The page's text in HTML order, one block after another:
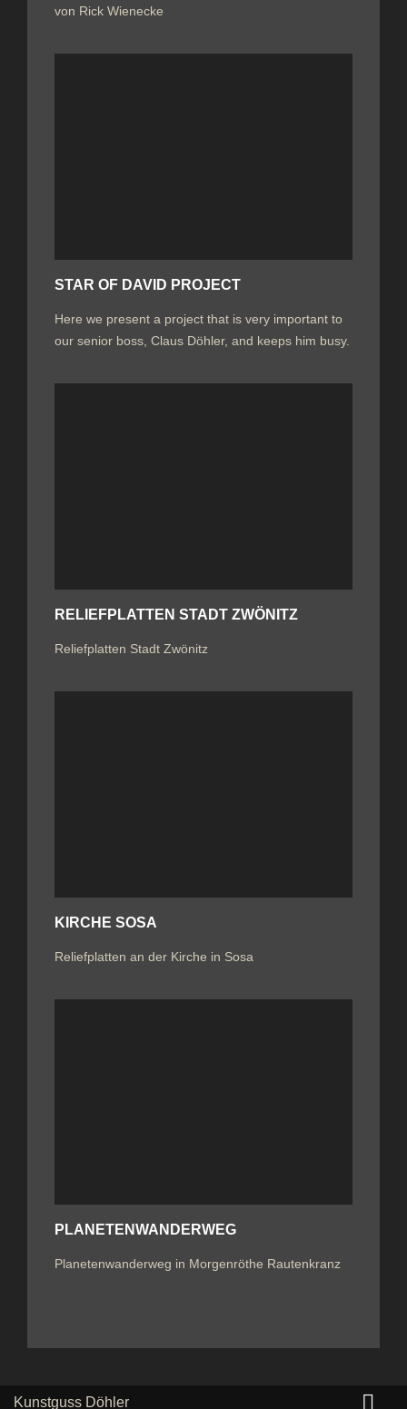
von Rick Wienecke
STAR OF DAVID PROJECT
Here we present a project that is very important to
our senior boss, Claus Döhler, and keeps him busy.
RELIEFPLATTEN STADT ZWÖNITZ
Reliefplatten Stadt Zwönitz
KIRCHE SOSA
Reliefplatten an der Kirche in Sosa
PLANETENWANDERWEG
Planetenwanderweg in Morgenröthe Rautenkranz
Kunstguss Döhler 